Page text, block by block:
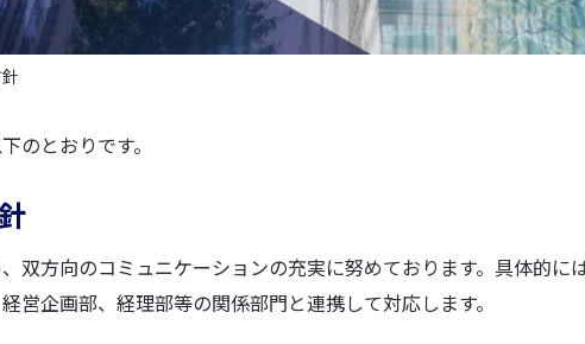
接触浄化材ファイバーウ
ィード
医療･介護･健康向け製品･
素材
化粧品
コモエー
衣料繊維事業
セールスプロモーショ
ン
セーレンってどんな会
素繊維プリプレグ SERECARBO®
調達ガイドライン
社会貢献活動
経営成績
決算報告
株式情報
のとおりです。
双方向のコミュニケーションの充実に努めております。具体的に
営企画部、経理部等の関係部門と連携して対応します。